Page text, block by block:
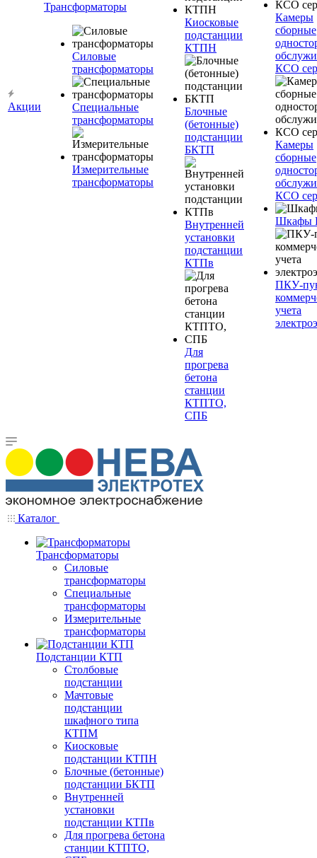
Акции
Трансформаторы
Силовые
трансформаторы
Специальные
трансформаторы
Измерительные
трансформаторы
Киосковые
подстанции
КТПН
Блочные
(бетонные)
подстанции
БКТП
Внутренней
установки
подстанции
КТПв
Для
прогрева
бетона
станции
КТПТО,
СПБ
Камеры
сборные
КСО
Камеры
сборные
КСО
Шкафы
ПКУ-
учета
Каталог
Трансформаторы
Силовые
трансформаторы
Специальные
трансформаторы
Измерительные
трансформаторы
Подстанции КТП
Столбовые
подстанции
Мачтовые
подстанции
шкафного типа
КТПМ
Киосковые
подстанции КТПН
Блочные (бетонные)
подстанции БКТП
Внутренней
установки
подстанции КТПв
Для прогрева бетона
станции КТПТО,